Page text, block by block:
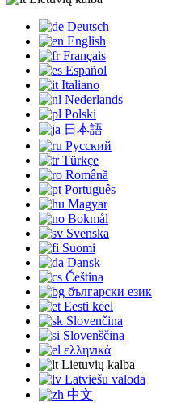
Deutsch
English
Français
Español
Italiano
Nederlands
Polski
日本語
Русский
Türkçe
Română
Português
Magyar
Bokmål
Svenska
Suomi
Dansk
Čeština
български език
Eesti keel
Slovenčina
Slovenščina
ελληνικά
Lietuvių kalba
Latviešu valoda
中文